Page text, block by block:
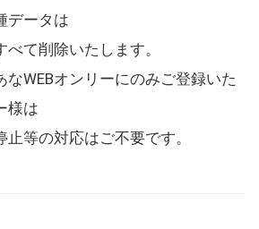
データは
て削除いたします。
なWEBオンリーにのみご登録いた
様は
等の対応はご不要です。